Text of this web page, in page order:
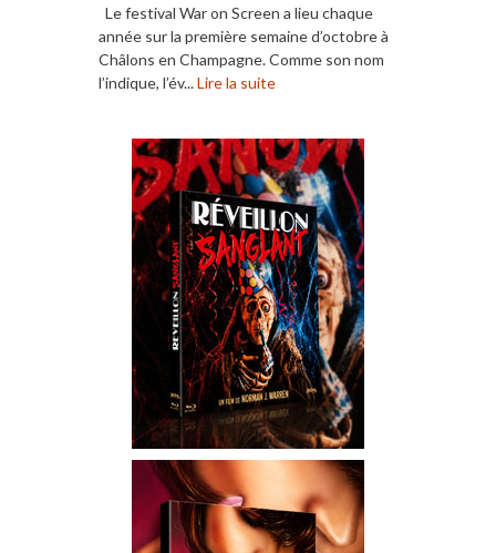
Le festival War on Screen a lieu chaque
année sur la première semaine d’octobre à
Châlons en Champagne. Comme son nom
l’indique, l’év...Lire la suite